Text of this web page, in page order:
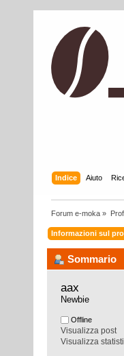
Indice Aiuto
Forum e-moka »
Informazioni sul
Sommario
aax
Newbie
Offline
Visualizza post
Visualizza